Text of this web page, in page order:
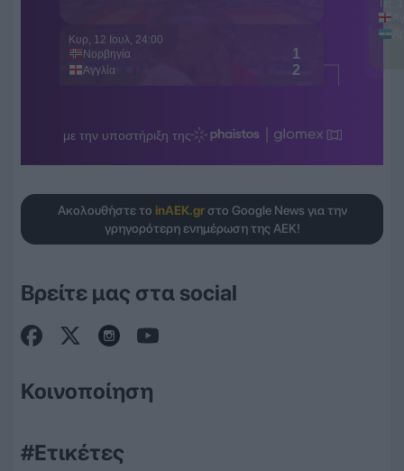
Ακολουθήστε το inAEK.grστο Google News για την
γρηγορότερη ενημέρωση της ΑΕΚ!
Βρείτε μας στα social
Κοινοποίηση
#Ετικέτες